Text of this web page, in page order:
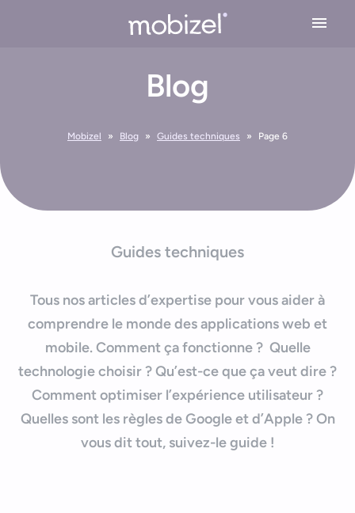
Recette & Publication
Solutions
Application Web Mobile
Application Mobile avec IoT
Le spécialiste de l’application sur mesure
Technologies Application Mobile
Application mobile e-commerce
Ressources
Blog
Outils et ressources
Cahier des charges d’app mobile
Nous contacter
Blog
Mobizel » Blog » Guides techniques » Page 6
Guides techniques
Tous nos articles d’expertise pour vous aider à
comprendre le monde des applications web et
mobile. Comment ça fonctionne ? Quelle
technologie choisir ? Qu’est-ce que ça veut dire ?
Comment optimiser l’expérience utilisateur ?
Quelles sont les règles de Google et d’Apple ? On
vous dit tout, suivez-le guide !